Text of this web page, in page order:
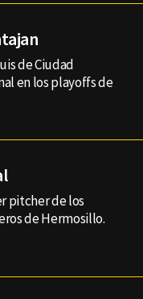
de Ciudad
en los playoffs de
pitcher de los
de Hermosillo.